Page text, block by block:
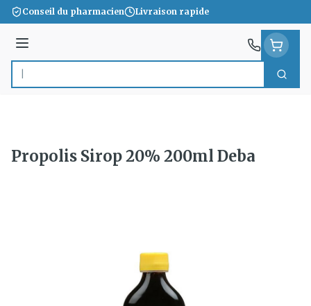
Aller au contenu
Conseil du pharmacien Livraison rapide
Menu
Rechercher
Propolis Sirop 20% 200ml Deba